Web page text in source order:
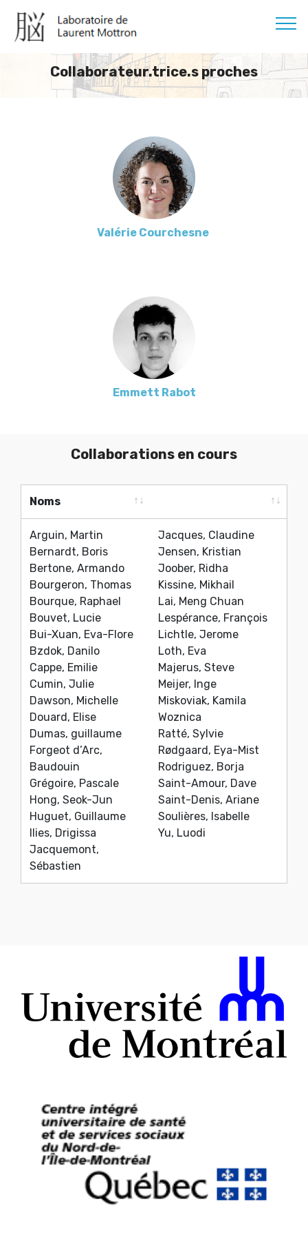
Collaborateur.trice.s proches
Valérie Courchesne
Emmett Rabot
Collaborations en cours
Noms
Arguin, Martin
Bernardt, Boris
Bertone, Armando
Bourgeron, Thomas
Bourque, Raphael
Bouvet, Lucie
Bui-Xuan, Eva-Flore
Bzdok, Danilo
Cappe, Emilie
Cumin, Julie
Dawson, Michelle
Douard, Elise
Dumas, guillaume
Forgeot d’Arc,
Baudouin
Grégoire, Pascale
Hong, Seok-Jun
Huguet, Guillaume
Ilies, Drigissa
Jacquemont,
Sébastien
Jacques, Claudine
Jensen, Kristian
Joober, Ridha
Kissine, Mikhail
Lai, Meng Chuan
Lespérance, François
Lichtle, Jerome
Loth, Eva
Majerus, Steve
Meijer, Inge
Miskoviak, Kamila
Woznica
Ratté, Sylvie
Rødgaard, Eya-Mist
Rodriguez, Borja
Saint-Amour, Dave
Saint-Denis, Ariane
Soulières, Isabelle
Yu, Luodi